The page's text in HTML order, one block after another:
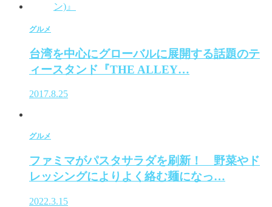
グルメ
台湾を中心にグローバルに展開する話題のテ
ィースタンド『THE ALLEY…
2017.8.25
グルメ
ファミマがパスタサラダを刷新！ 野菜やド
レッシングによりよく絡む麺になっ…
2022.3.15